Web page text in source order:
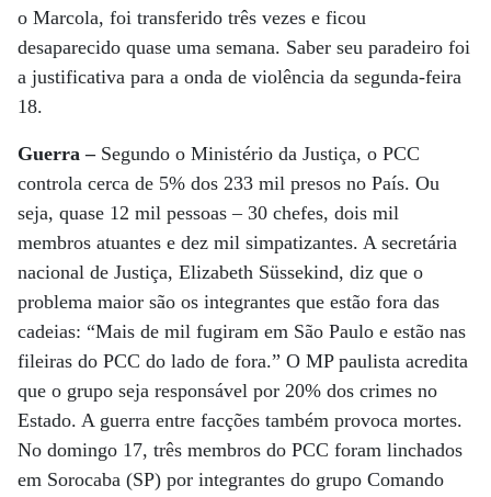
o Marcola, foi transferido três vezes e ficou
desaparecido quase uma semana. Saber seu paradeiro foi
a justificativa para a onda de violência da segunda-feira
18.
Guerra –Segundo o Ministério da Justiça, o PCC
controla cerca de 5% dos 233 mil presos no País. Ou
seja, quase 12 mil pessoas – 30 chefes, dois mil
membros atuantes e dez mil simpatizantes. A secretária
nacional de Justiça, Elizabeth Süssekind, diz que o
problema maior são os integrantes que estão fora das
cadeias: “Mais de mil fugiram em São Paulo e estão nas
fileiras do PCC do lado de fora.” O MP paulista acredita
que o grupo seja responsável por 20% dos crimes no
Estado. A guerra entre facções também provoca mortes.
No domingo 17, três membros do PCC foram linchados
em Sorocaba (SP) por integrantes do grupo Comando